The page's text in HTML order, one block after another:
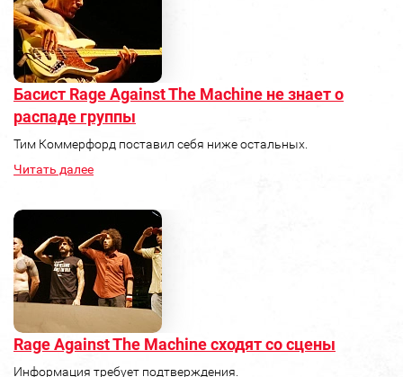
Басист Rage Against The Machine не знает о
распаде группы
Тим Коммерфорд поставил себя ниже остальных.
Читать далее
Rage Against The Machine сходят со сцены
Информация требует подтверждения.